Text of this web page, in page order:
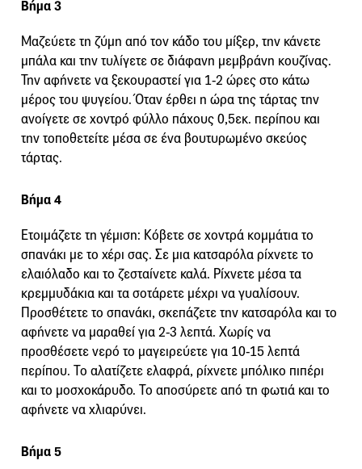
Βήμα 3
Μαζεύετε τη ζύμη από τον κάδο του μίξερ, την κάνετε
μπάλα και την τυλίγετε σε διάφανη μεμβράνη κουζίνας.
Την αφήνετε να ξεκουραστεί για 1-2 ώρες στο κάτω
μέρος του ψυγείου. Όταν έρθει η ώρα της τάρτας την
ανοίγετε σε χοντρό φύλλο πάχους 0,5εκ. περίπου και
την τοποθετείτε μέσα σε ένα βουτυρωμένο σκεύος
τάρτας.
Βήμα 4
Ετοιμάζετε τη γέμιση: Κόβετε σε χοντρά κομμάτια το
σπανάκι με το χέρι σας. Σε μια κατσαρόλα ρίχνετε το
ελαιόλαδο και το ζεσταίνετε καλά. Ρίχνετε μέσα τα
κρεμμυδάκια και τα σοτάρετε μέχρι να γυαλίσουν.
Προσθέτετε το σπανάκι, σκεπάζετε την κατσαρόλα και το
αφήνετε να μαραθεί για 2-3 λεπτά. Χωρίς να
προσθέσετε νερό το μαγειρεύετε για 10-15 λεπτά
περίπου. Το αλατίζετε ελαφρά, ρίχνετε μπόλικο πιπέρι
και το μοσχοκάρυδο. Το αποσύρετε από τη φωτιά και το
αφήνετε να χλιαρύνει.
Βήμα 5